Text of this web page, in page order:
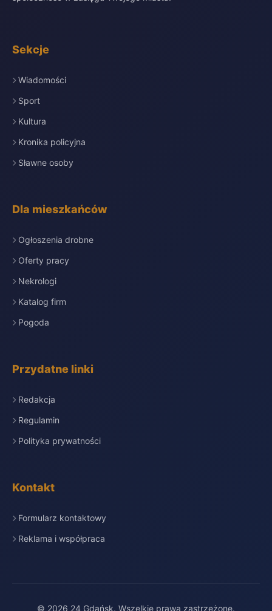
Sekcje
Wiadomości
Sport
Kultura
Kronika policyjna
Sławne osoby
Dla mieszkańców
Ogłoszenia drobne
Oferty pracy
Nekrologi
Katalog firm
Pogoda
Przydatne linki
Redakcja
Regulamin
Polityka prywatności
Kontakt
Formularz kontaktowy
Reklama i współpraca
© 2026 24 Gdańsk. Wszelkie prawa zastrzeżone.